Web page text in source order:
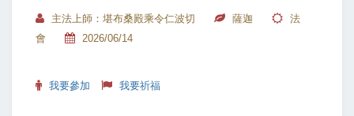
主法上師：堪布桑殿乘令仁波切 薩迦
法
會
2026/06/14
我要參加 我要祈福